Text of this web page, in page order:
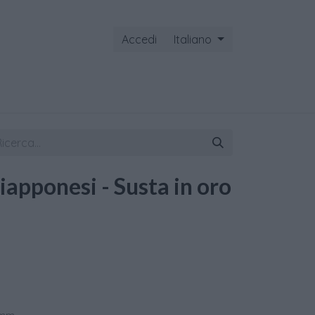
Accedi Italiano
- Susta in oro